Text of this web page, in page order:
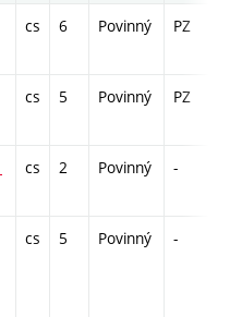
cs 6 Povinný PZ
cs 5 Povinný PZ
cs 2 Povinný -
cs 5 Povinný -